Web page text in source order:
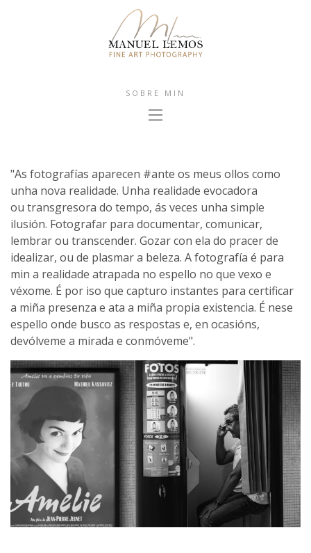
SOBRE MIN
"As fotografías aparecen #ante os meus ollos como
unha nova realidade. Unha realidade evocadora
ou transgresora do tempo, ás veces unha simple
ilusión. Fotografar para documentar, comunicar,
lembrar ou transcender. Gozar con ela do pracer de
idealizar, ou de plasmar a beleza. A fotografía é para
min a realidade atrapada no espello no que vexo e
véxome. É por iso que capturo instantes para certificar
a miña presenza e ata a miña propia existencia. É nese
espello onde busco as respostas e, en ocasións,
devólveme a mirada e conmóveme".